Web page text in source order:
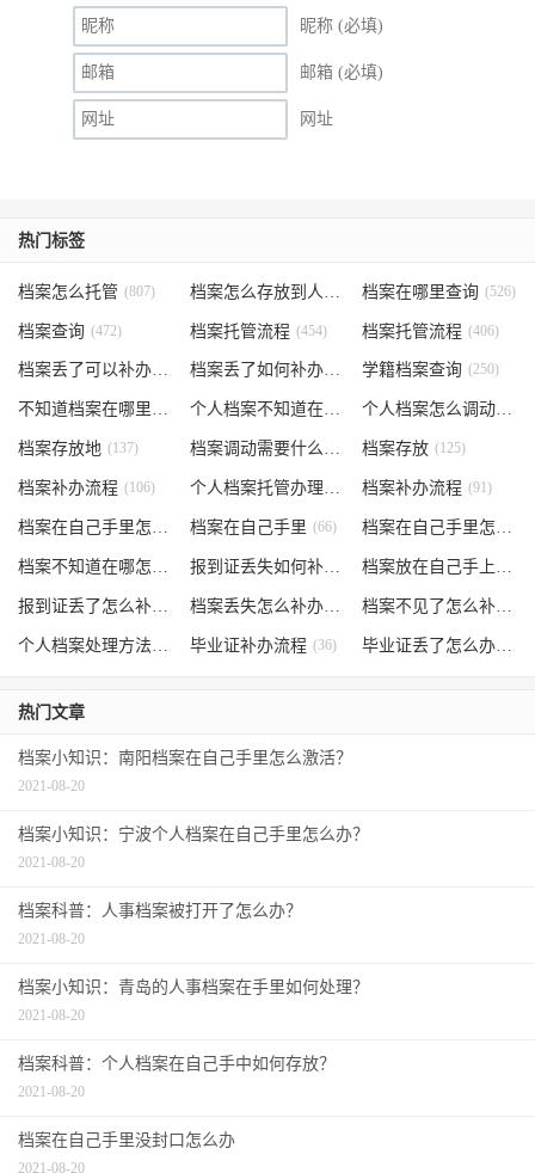
昵称 (必填)
邮箱 (必填)
网址
热门标签
档案怎么托管 (807) (535)
档案在哪里查询 (526)
档案查询 (472) 档案托管流程 (454) 档案托管流程 (406)
档案丢了可以补办吗 (371) 档案丢了如何补办 学籍档案查询 (250)
不知道档案在哪里 个人档案不知道在哪儿 (191) 个人档案怎么调动
档案存放地 (137) 档案调动需要什么手续 (130)
档案存放 (125)
档案补办流程 (106) 个人档案托管办理流程 (102)
档案补办流程 (91)
档案在自己手里怎么办 (85)
档案在自己手里 (66) 档案在自己手里怎么处理
档案不知道在哪怎么办 (62) 报到证丢失如何补办 (54) 档案放在自己手上
报到证丢了怎么补办 (52) 档案丢失怎么补办 档案不见了怎么补办
个人档案处理方法 毕业证补办流程 (36) 毕业证丢了怎么办
热门文章
档案小知识：南阳档案在自己手里怎么激活？
2021-08-20
档案小知识：宁波个人档案在自己手里怎么办？
2021-08-20
档案科普：人事档案被打开了怎么办？
2021-08-20
档案小知识：青岛的人事档案在手里如何处理？
2021-08-20
档案科普：个人档案在自己手中如何存放？
2021-08-20
档案在自己手里没封口怎么办
2021-08-20